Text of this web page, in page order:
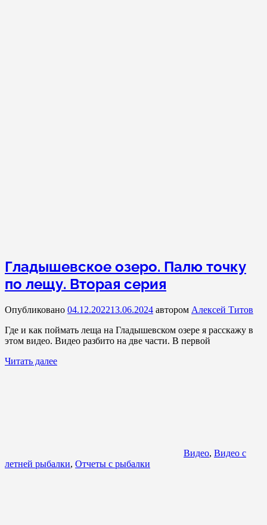
Гладышевское озеро. Палю точку
по лещу. Вторая серия
Опубликовано 04.12.202213.06.2024 автором Алексей Титов
Где и как поймать леща на Гладышевском озере я расскажу в
этом видео. Видео разбито на две части. В первой
Читать далее
Видео, Видео с
летней рыбалки, Отчеты с рыбалки